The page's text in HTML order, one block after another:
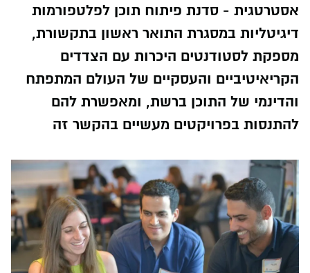
אסטרטגית - סדנת פיתוח תוכן לפלטפורמות
דיגיטליות במסגרת התואר ראשון בתקשורת,
מספקת לסטודנטים היכרות עם הצדדים
הקריאיטיביים והעסקיים של העולם המתפתח
והדינמי של התוכן ברשת, ומאפשרת להם
להתנסות בפרויקטים מעשיים בהקשר זה